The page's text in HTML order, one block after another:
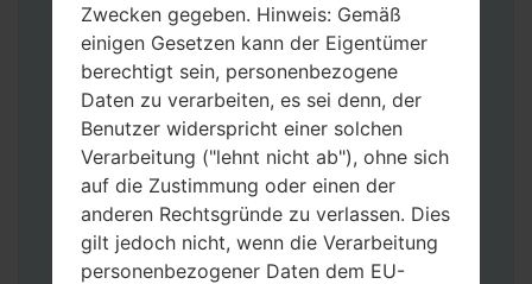
Bixbi- Tasten gedrückt.
Halten Sie Lauter- und Leiser-Tasten
gedrückt. Schließen Sie das Telefon mit
einem USB-Kabel an den PC an.
Halten Sie die Power-, Lauter- und
Home-Tasten gedrückt.
Schließen Sie das USB-Kabel an und
halten Sie die Leiser- und Bixbi-Tasten
gedrückt.
Zwecken gegeben. Hinweis: Gemäß
einigen Gesetzen kann der Eigentümer
berechtigt sein, personenbezogene
Daten zu verarbeiten, es sei denn, der
Benutzer widerspricht einer solchen
Verarbeitung ("lehnt nicht ab"), ohne sich
auf die Zustimmung oder einen der
anderen Rechtsgründe zu verlassen. Dies
gilt jedoch nicht, wenn die Verarbeitung
personenbezogener Daten dem EU-